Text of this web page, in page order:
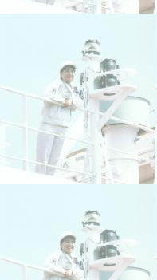
今週の「内航海